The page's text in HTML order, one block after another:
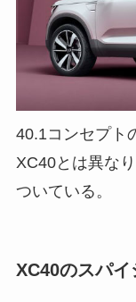
40.1コンセプト
XC40とは異な
ついている。
XC40のスパイ